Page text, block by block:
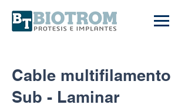
Cable multifilamento
Sub - Laminar